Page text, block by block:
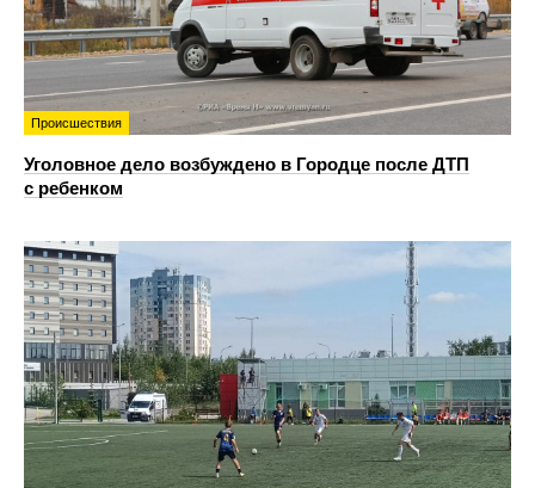
Происшествия
Уголовное дело возбуждено в Городце после ДТП
с ребенком